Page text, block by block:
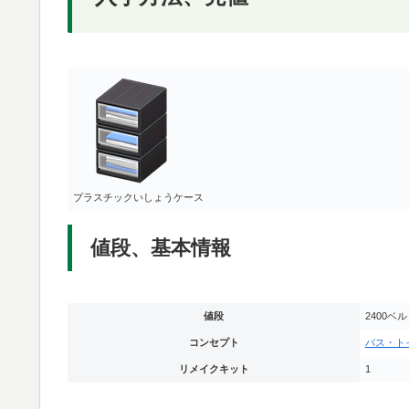
プラスチックいしょうケース
値段、基本情報
値段 2400ベル
コンセプト バス・ト
リメイクキット 1